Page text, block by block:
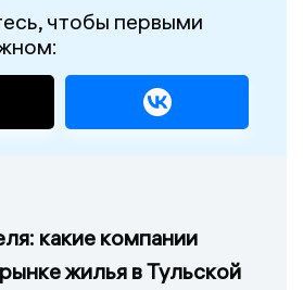
чтобы первыми
какие компании
жилья в Тульской